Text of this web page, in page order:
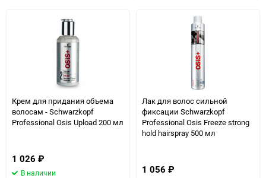
Крем для придания объема
волосам - Schwarzkopf
Professional Osis Upload 200 мл
1 026 ₽
В наличии
Лак для волос сильной
фиксации Schwarzkopf
Professional Osis Freeze strong
hold hairspray 500 мл
1 056 ₽